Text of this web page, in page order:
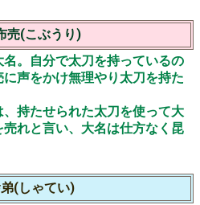
売(こぶうり)
。自分で太刀を持っているの
声をかけ無理やり太刀を持た
持たせられた太刀を使って大
れと言い、大名は仕方なく昆
(しゃてい)